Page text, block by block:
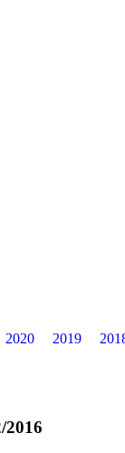
2020 2019
2016